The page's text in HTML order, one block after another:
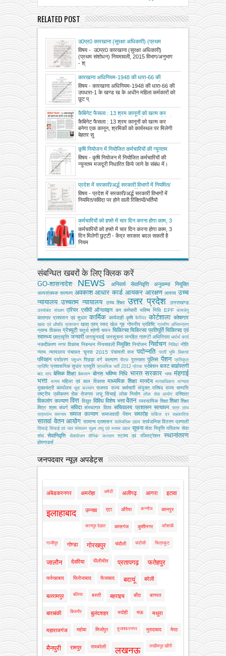
RELATED POST
उ0प्र0 कारखाना (सुरक्षा अधिकारी) (प्रथम
संशोधन) नियमावली, 2015
विषय - उ0प्र0 कारखाना (सुरक्षा अधिकारी)
(प्रथम संशोधन) नियमावली, 2015 विभाग/अनुभाग
- श्
कारखाना अधिनियम-1948 की धारा-66 की
उपधारा-1 के खण्‍ड ख के अधीन महिला कर्मकारों को
छूट प्रदान किये जाने के संबंध में
विषय - कारखाना अधिनियम-1948 की धारा-66 की
उपधारा-1 के खण्‍ड ख के अधीन महिला कर्मकारों को
छूट प्
कैबिनेट फैसला : 13 श्रम कानूनों को खत्म कर
बनेगा एक कानून, श्रमिकों को कार्यस्थल पर मिलेगी
बेहतर सुरक्षा, संसद के इसी सत्र में पेश किया जाएगा
विधेयक
कैबिनेट फैसला : 13 श्रम कानूनों को खत्म कर
बनेगा एक कानून, श्रमिकों को कार्यस्थल पर मिलेगी
बेहतर सु
कृषि नियोजन में नियोजित कर्मचारियों की न्‍यूनतम
मजदूरी निधारित किये जाने के संबंध में
विषय - कृषि नियोजन में नियोजित कर्मचारियों की
न्‍यूनतम मजदूरी निधारित किये जाने के संबंध में।
प्रदेश में सरकारी/अर्द्ध सरकारी विभागों में नियमित/
संविदा पर होने वाली रिक्तियों/भर्तियों को सेवायोजन
विभाग के पोर्टल पर प्रदर्शित किये जाने के संबंध में
विषय - प्रदेश में सरकारी/अर्द्ध सरकारी विभागों में
नियमित/संविदा पर होने वाली रिक्तियों/भर्तियो
कर्मचारियों को हफ्ते में चार दिन करना होगा काम, 3
दिन मिलेगी छुट्टी - केंद्र सरकार बदल सकती है
नियम
कर्मचारियों को हफ्ते में चार दिन करना होगा काम, 3
दिन मिलेगी छुट्टी - केंद्र सरकार बदल सकती है
नियम
संबन्धित खबरों के लिए क्लिक करें
GO-शासनादेश NEWS अनिवार्य सेवानिवृत्ति अनुकम्पा नियुक्ति
अल्‍पसंख्‍यक कल्‍याण अवकाश आधार कार्ड आयकर आरक्षण आवास उच्च
न्यायालय उच्चतम न्यायालय उच्‍च शिक्षा उत्तर प्रदेश उत्तराखण्ड
उपभोक्‍ता संरक्षण एरियर एसीपी ऑनलाइन कर कर्मचारी भविष्य निधि EPF कामधेनु
कारागार प्रशासन एवं सुधार कार्मिक कार्यवाही कृषि कैरियर कोर्टशाला कोषागार
खाद्य एवं औषधि प्रशासन खाद्य एवम् रसद खेल गृह गोपनीय प्रविष्टि ग्रामीण अभियन्‍त्रण
ग्राम्य विकास ग्रेच्युटी चतुर्थ श्रेणी चयन चिकित्सा चिकित्सा प्रतिपूर्ति चिकित्‍सा एवं
स्वास्थ्य छात्रवृत्ति जनवरी जनसुनवाई जनसूचना जनहित गारण्टी अधिनियम धर्मार्थ कार्य
नकदीकरण नगर विकास निबन्‍धन नियमावली नियुक्ति नियोजन निर्वाचन निविदा नीति
न्याय न्यायालय पंचायत चुनाव 2015 पंचायती राज पदोन्नति परती भूमि विकास
परिवहन पर्यावरण पशुधन पिछड़ा वर्ग कल्‍याण पीएफ पुरस्कार पुलिस पेंशन
प्रतिकूल
प्रविष्टि प्रशासनिक सुधार प्रसूति प्राथमिक भर्ती 2012 प्रेरक प्रोबेशन बजट बर्खास्तगी
बाट माप बेसिक शिक्षा बैकलाग बोनस भविष्य निधि भारत सरकार भाषा मंहगाई
भत्ता
मत्‍स्‍य महिला एवं बाल विकास माध्यमिक शिक्षा मानदेय मानवाधिकार मान्यता
मुख्‍यमंत्री कार्यालय युवा कल्याण राजस्व राज्य कर्मचारी संयुक्त परिषद राज्य सम्पत्ति
राष्ट्रीय एकीकरण रोक रोजगार लघु सिंचाई लोक निर्माण लोक सेवा आयोग वरिष्ठता
विकलांग कल्याण वित्त विद्युत विविध विशेष भत्ता वेतन व्‍यवसायिक शिक्षा शिक्षा शिक्षा
मित्र श्रम संवर्ग संविदा संस्‍थागत वित्‍त सचिवालय प्रशासन सत्यापन सत्र लाभ
सत्रलाभ
समन्वय समाज कल्याण समाजवादी पेंशन समारोह सर्किल दर सहकारिता
सातवां वेतन आयोग सामान्य प्रशासन सार्वजनिक उद्यम सार्वजनिक वितरण प्रणाली
सिंचाई सिंचाई एवं जल संसाधन सूक्ष्म लघु एवं मध्यम उद्यम सूचना सेवा निवृत्ति परिलाभ सेवा
संघ
सेवानिवृत्ति सेवायोजन सैनिक कल्‍याण स्टाम्प एवं रजिस्ट्रेशन स्थानांतरण
होमगाडर्स
जनपदवार न्यूज़ अपडेट्स
अंबेडकरनगर अमरोहा अमेठी अलीगढ़ आगरा इटावा
इलाहाबाद उन्नाव एटा औरैया कन्नौज कानपुर
कानपुर देहात कासगंज कुशीनगर कौशांबी
गाजीपुर गोण्डा गोरखपुर चंदौली चंदौसी चित्रकूट
जालौन देवरिया पीलीभीत प्रतापगढ़ फतेहपुर
फर्रुखाबाद फिरोजाबाद फैजाबाद बदायूं बरेली
बलरामपुर बलिया बस्ती बहराइच बाँदा बागपत
बाराबंकी बिजनौर बुलंदशहर भदोही मऊ मथुरा
महाराजगंज महोबा मिर्जापुर मुजफ्फरनगर मुरादाबाद मेरठ
मैनपुरी रामपुर रायबरेली लखनऊ लखीमपुर खीरी